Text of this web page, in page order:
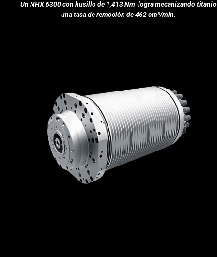
Un NHX 6300 con husillo de 1,413 Nm logra mecanizando titanio
una tasa de remoción de 462 cm³/min.